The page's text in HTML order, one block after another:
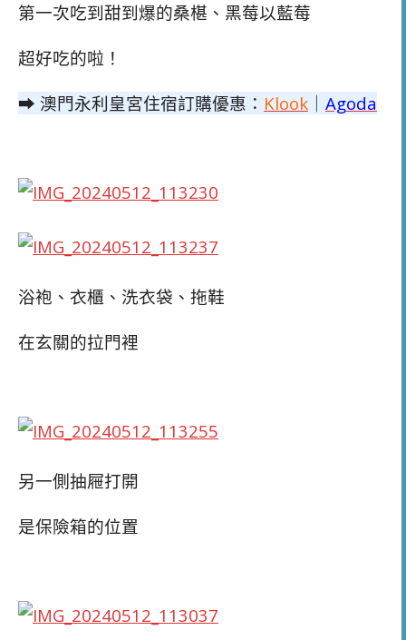
第一次吃到甜到爆的桑椹、黑莓以藍莓
超好吃的啦！
➡ 澳門永利皇宮住宿訂購優惠： Klook ｜ Agoda
浴袍、衣櫃、洗衣袋、拖鞋
在玄關的拉門裡
另一側抽屜打開
是保險箱的位置